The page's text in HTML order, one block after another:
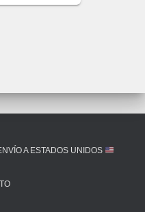
A ESTADOS UNIDOS